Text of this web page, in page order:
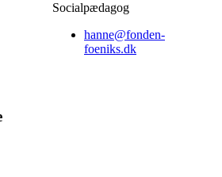
Socialpædagog
hanne@fonden-
foeniks.dk